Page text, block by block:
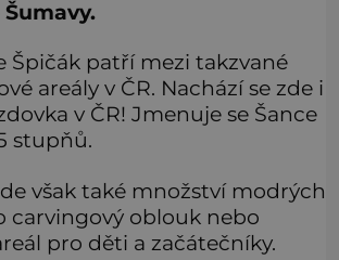
Špičák patří mezi takzvané
areály v ČR. Nachází se zde i
v ČR! Jmenuje se Šance
stupňů.
však také množství modrých
carvingový oblouk nebo
pro děti a začátečníky.